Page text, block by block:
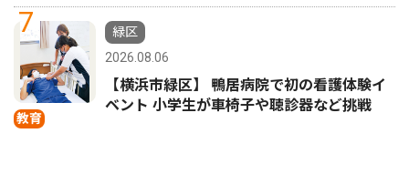
7
教育
緑区
2026.08.06
【横浜市緑区】 鴨居病院で初の看護体験イ
ベント 小学生が車椅子や聴診器など挑戦